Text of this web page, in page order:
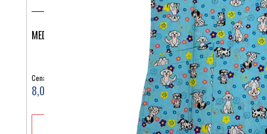
MEDICINSKA KAPA ZOBKI IN LIZIKE
Cena:
8,00 €